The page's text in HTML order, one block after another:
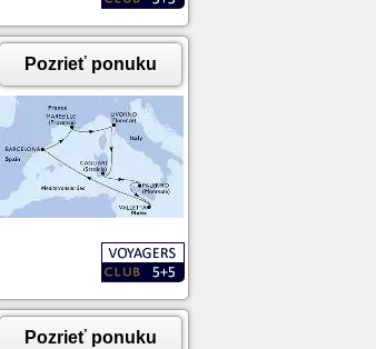
Pozrieť ponuku
Pozrieť ponuku